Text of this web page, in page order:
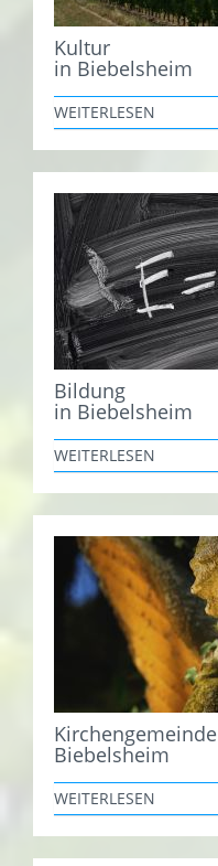
Kultur
in Biebelsheim
WEITERLESEN
Bildung
in Biebelsheim
WEITERLESEN
Kirchengemeinde
Biebelsheim
WEITERLESEN